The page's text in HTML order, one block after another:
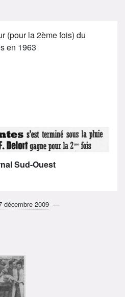
(pour la 2ème fois) du
en 1963
Sud-Ouest
décembre 2009